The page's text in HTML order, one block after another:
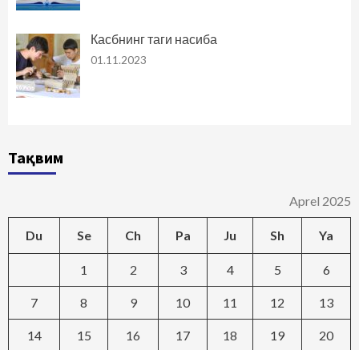
Касбнинг таги насиба
01.11.2023
Тақвим
Aprel 2025
Du Se Ch Pa Ju Sh Ya
1 2 3 4 5 6
7 8 9 10 11 12 13
14 15 16 17 18 19 20